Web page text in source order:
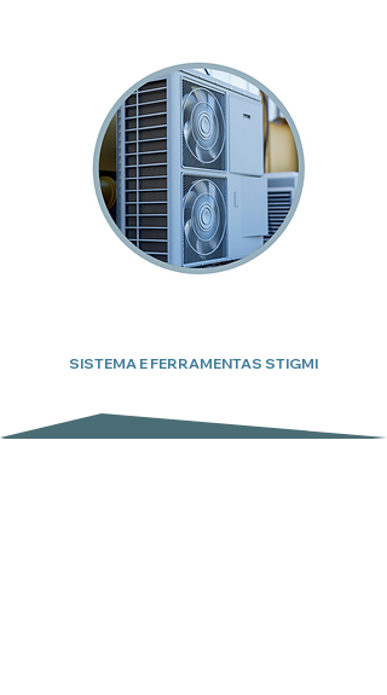
SISTEMA E FERRAMENTAS STIGMI